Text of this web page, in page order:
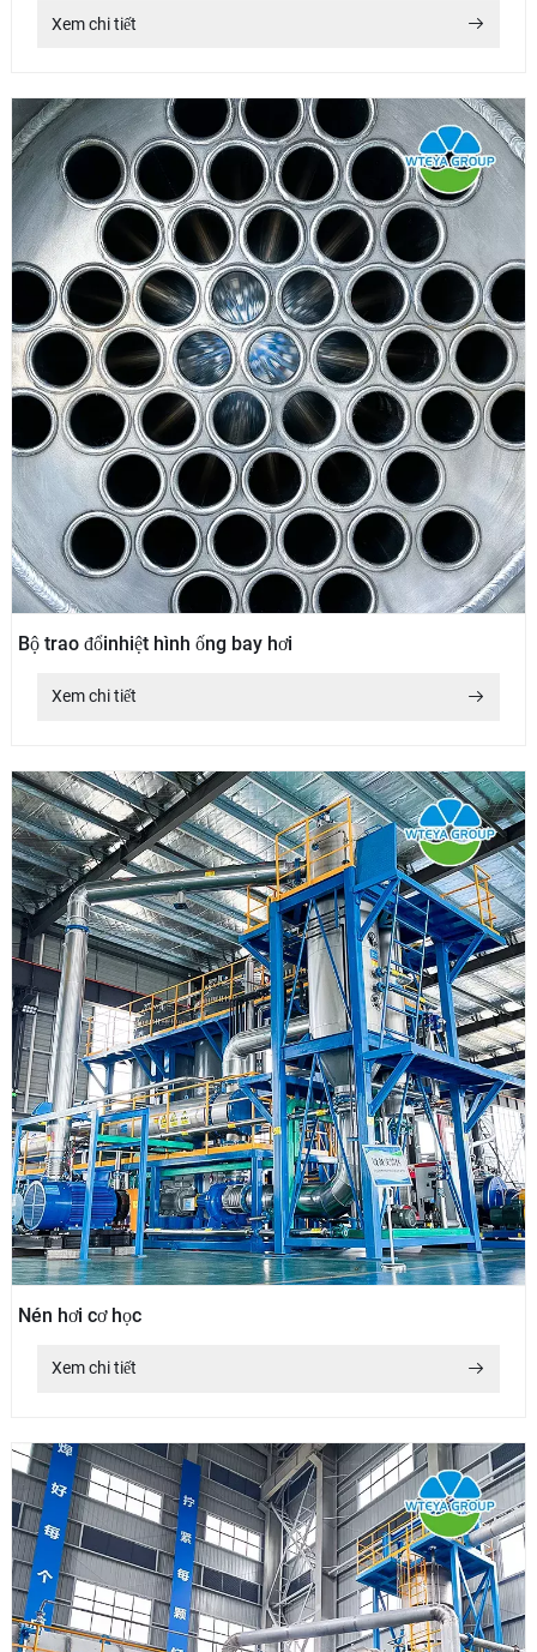
Xem chi tiết
Bộ trao đổinhiệt hình ống bay hơi
Xem chi tiết
Nén hơi cơ học
Xem chi tiết